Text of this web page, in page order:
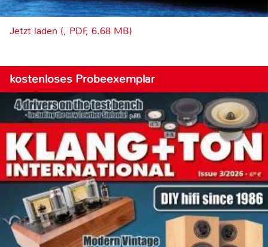
Jetzt laden (, PDF, 6.68 MB)
kostenloses Probeexemplar